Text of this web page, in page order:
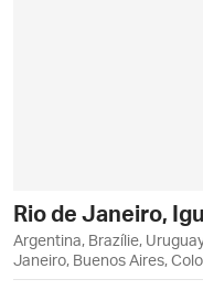
Rio de Janeiro,
Argentina, Brazílie,
Janeiro, Buenos Aires,
Copacabana, Foz do